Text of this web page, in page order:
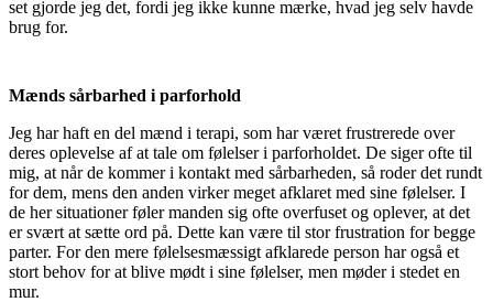
set gjorde jeg det, fordi jeg ikke kunne mærke, hvad jeg selv havde
brug for.
Mænds sårbarhed i parforhold
Jeg har haft en del mænd i terapi, som har været frustrerede over
deres oplevelse af at tale om følelser i parforholdet. De siger ofte til
mig, at når de kommer i kontakt med sårbarheden, så roder det rundt
for dem, mens den anden virker meget afklaret med sine følelser. I
de her situationer føler manden sig ofte overfuset og oplever, at det
er svært at sætte ord på. Dette kan være til stor frustration for begge
parter. For den mere følelsesmæssigt afklarede person har også et
stort behov for at blive mødt i sine følelser, men møder i stedet en
mur.